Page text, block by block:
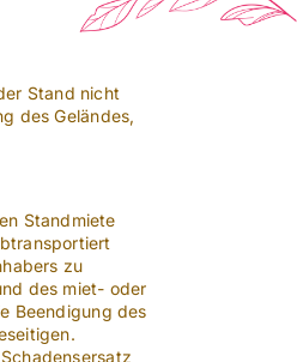
Stand nicht
des Geländes,
Standmiete
zu
des miet- oder
Beendigung des